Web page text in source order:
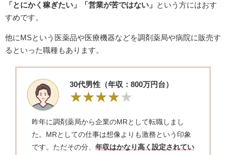
「とにかく稼ぎたい」「営業が苦ではない」
という方にはおす
すめです。
他にMSという医薬品や医療機器などを調剤薬局や病院に販売す
るといった職種もあります。
30代男性（年収：800万円台）
昨年に調剤薬局から企業のMRとして転職しまし
た。MRとしての仕事は想像よりも激務という印象
です。ただその分、 年収はかなり高く設定されてい